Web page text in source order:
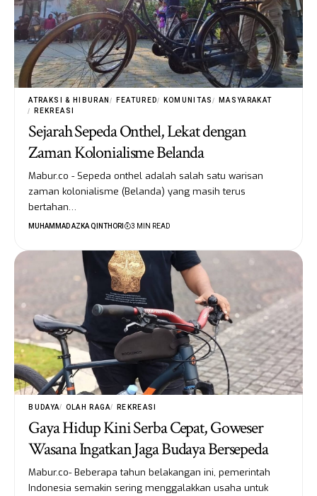
ATRAKSI & HIBURAN FEATURED KOMUNITAS
MASYARAKAT
REKREASI
Sejarah Sepeda Onthel, Lekat dengan
Zaman Kolonialisme Belanda
Mabur.co - Sepeda onthel adalah salah satu warisan
zaman kolonialisme (Belanda) yang masih terus
bertahan…
MUHAMMAD AZKA QINTHORI 3 MIN READ
BUDAYA OLAH RAGA REKREASI
Gaya Hidup Kini Serba Cepat, Goweser
Wasana Ingatkan Jaga Budaya Bersepeda
Mabur.co- Beberapa tahun belakangan ini, pemerintah
Indonesia semakin sering menggalakkan usaha untuk